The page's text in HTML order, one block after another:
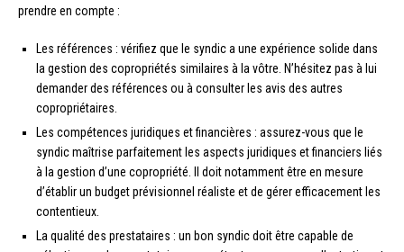
prendre en compte :
Les références : vérifiez que le syndic a une expérience solide dans
la gestion des copropriétés similaires à la vôtre. N’hésitez pas à lui
demander des références ou à consulter les avis des autres
copropriétaires.
Les compétences juridiques et financières : assurez-vous que le
syndic maîtrise parfaitement les aspects juridiques et financiers liés
à la gestion d’une copropriété. Il doit notamment être en mesure
d’établir un budget prévisionnel réaliste et de gérer efficacement les
contentieux.
La qualité des prestataires : un bon syndic doit être capable de